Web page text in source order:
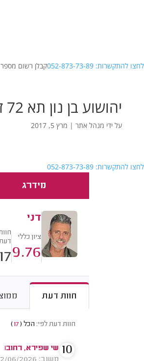
לחצו להתקשרות: 052-873-73-89 קבלן רשום מספר 36773
יהושוע בן נון תא 72 זוגות 5
על ידי מנהל אתר| מרץ 5, 2017
לחצו להתקשרות: 052-873-73-89